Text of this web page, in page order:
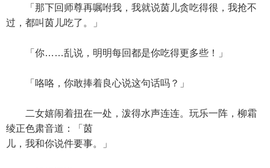
「那下回师尊再嘱咐我，我就说茵儿贪吃得很，我抢不
过，都叫茵儿吃了。」
「你……乱说，明明每回都是你吃得更多些！」
「咯咯，你敢捧着良心说这句话吗？」
二女嬉闹着扭在一处，泼得水声连连。玩乐一阵，柳霜
绫正色肃音道：「茵
儿，我和你说件要事。」